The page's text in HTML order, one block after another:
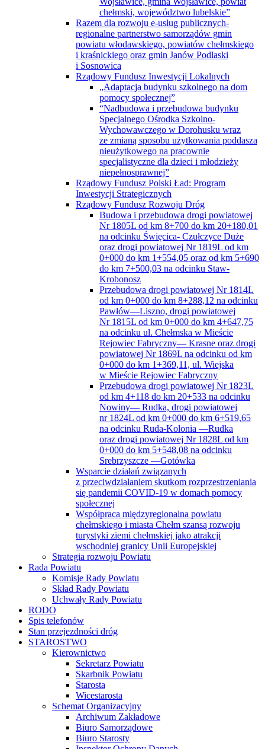
chełmski, województwo lubelskie”
Razem dla rozwoju e-usług publicznych-
regionalne partnerstwo samorządów gmin
powiatu włodawskiego, powiatów chełmskiego
i kraśnickiego oraz gmin Janów Podlaski
i Sosnowica
Rządowy Fundusz Inwestycji Lokalnych
„Adaptacja budynku szkolnego na dom
pomocy społecznej”
“Nadbudowa i przebudowa budynku
Specjalnego Ośrodka Szkolno-
Wychowawczego w Dorohusku wraz
ze zmianą sposobu użytkowania poddasza
nieużytkowego na pracownie
specjalistyczne dla dzieci i młodzieży
niepełnosprawnej”
Rządowy Fundusz Polski Ład: Program
Inwestycji Strategicznych
Rządowy Fundusz Rozwoju Dróg
Budowa i przebudowa drogi powiatowej
Nr 1805L od km 8+700 do km 20+180,01
na odcinku Święcica- Czułczyce Duże
oraz drogi powiatowej Nr 1819L od km
0+000 do km 1+554,05 oraz od km 5+690
do km 7+500,03 na odcinku Staw-
Krobonosz
Przebudowa drogi powiatowej Nr 1814L
od km 0+000 do km 8+288,12 na odcinku
Pawłów—Liszno, drogi powiatowej
Nr 1815L od km 0+000 do km 4+647,75
na odcinku ul. Chełmska w Mieście
Rejowiec Fabryczny— Krasne oraz drogi
powiatowej Nr 1869L na odcinku od km
0+000 do km 1+369,11, ul. Wiejska
w Mieście Rejowiec Fabryczny
Przebudowa drogi powiatowej Nr 1823L
od km 4+118 do km 20+533 na odcinku
Nowiny— Rudka, drogi powiatowej
nr 1824L od km 0+000 do km 6+519,65
na odcinku Ruda-Kolonia —Rudka
oraz drogi powiatowej Nr 1828L od km
0+000 do km 5+548,08 na odcinku
Srebrzyszcze —Gotówka
Wsparcie działań związanych
z przeciwdziałaniem skutkom rozprzestrzeniania
się pandemii COVID-19 w domach pomocy
społecznej
Współpraca międzyregionalna powiatu
chełmskiego i miasta Chełm szansą rozwoju
turystyki ziemi chełmskiej jako atrakcji
wschodniej granicy Unii Europejskiej
Strategia rozwoju Powiatu
Rada Powiatu
Komisje Rady Powiatu
Skład Rady Powiatu
Uchwały Rady Powiatu
RODO
Spis telefonów
Stan przejezdności dróg
STAROSTWO
Kierownictwo
Sekretarz Powiatu
Skarbnik Powiatu
Starosta
Wicestarosta
Schemat Organizacyjny
Archiwum Zakładowe
Biuro Samorządowe
Biuro Starosty